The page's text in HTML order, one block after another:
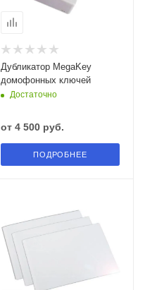
Дубликатор MegaKey
домофонных ключей
Достаточно
от 4 500 руб.
ПОДРОБНЕЕ